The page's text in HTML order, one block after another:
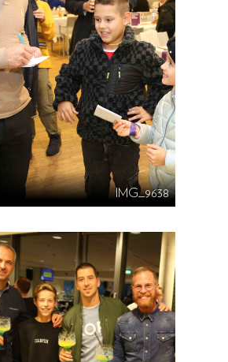
IMG_9638